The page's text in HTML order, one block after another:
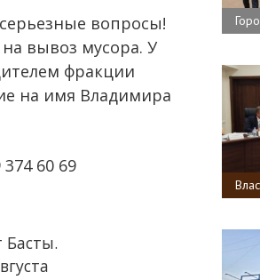
вопросы!
вывоз мусора. У
фракции
на имя Владимира
60 69
Басты.